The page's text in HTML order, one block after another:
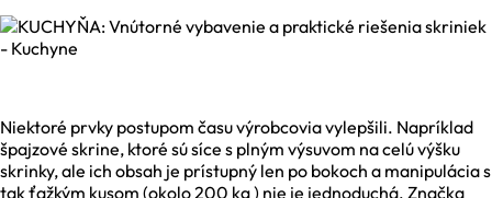
Niektoré prvky postupom času výrobcovia vylepšili. Napríklad
špajzové skrine, ktoré sú síce s plným výsuvom na celú výšku
skrinky, ale ich obsah je prístupný len po bokoch a manipulácia s
tak ťažkým kusom (okolo 200 kg ) nie je jednoduchá. Značka